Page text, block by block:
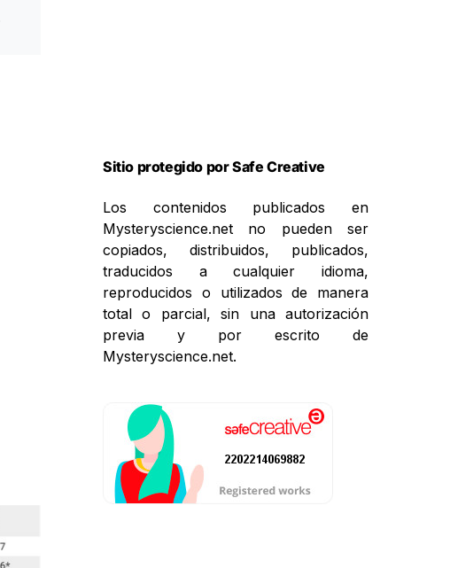
Sitio protegido por Safe Creative
Los contenidos publicados en
Mysteryscience.net no pueden ser
copiados, distribuidos, publicados,
traducidos a cualquier idioma,
reproducidos o utilizados de manera
total o parcial, sin una autorización
previa y por escrito de
Mysteryscience.net.